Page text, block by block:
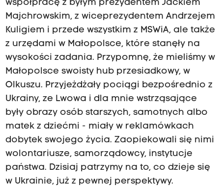
współpracę z byłym prezydentem Jackiem
Majchrowskim, z wiceprezydentem Andrzejem
Kuligiem i przede wszystkim z MSWiA, ale także
z urzędami w Małopolsce, które stanęły na
wysokości zadania. Przypomnę, że mieliśmy w
Małopolsce swoisty hub przesiadkowy, w
Olkuszu. Przyjeżdżały pociągi bezpośrednio z
Ukrainy, ze Lwowa i dla mnie wstrząsające
były obrazy osób starszych, samotnych albo
matek z dziećmi - miały w reklamówkach
dobytek swojego życia. Zaopiekowali się nimi
wolontariusze, samorządowcy, instytucje
państwa. Dzisiaj patrzymy na to, co dzieje się
w Ukrainie, już z pewnej perspektywy.